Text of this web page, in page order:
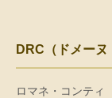
DRC（ドメーヌ
ロマネ・コンティ